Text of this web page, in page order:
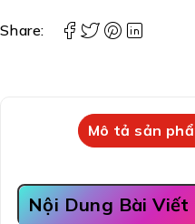
Share:
Mô tả sản
Nội Dung Bài Viết